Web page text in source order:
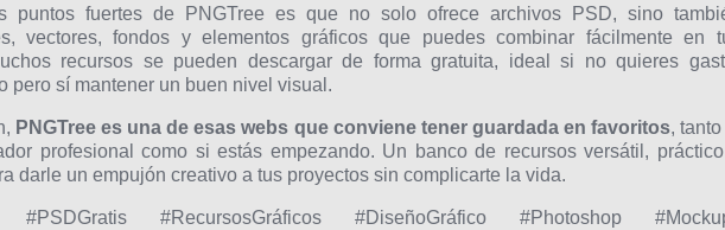
puntos fuertes de PNGTree es que no solo ofrece archivos PSD, sino
vectores, fondos y elementos gráficos que puedes combinar fácilmente en
recursos se pueden descargar de forma gratuita, ideal si no quieres
pero sí mantener un buen nivel visual.
PNGTree es una de esas webs que conviene tener guardada en favoritos,
profesional como si estás empezando. Un banco de recursos versátil,
darle un empujón creativo a tus proyectos sin complicarte la vida.
#PSDGratis #RecursosGráficos #DiseñoGráfico #Photoshop